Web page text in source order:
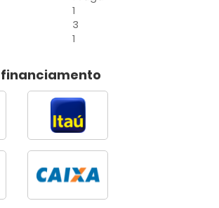
1
3
1
financiamento